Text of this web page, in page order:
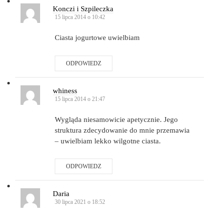
Konczi i Szpileczka
15 lipca 2014 o 10:42
Ciasta jogurtowe uwielbiam
ODPOWIEDZ
whiness
15 lipca 2014 o 21:47
Wygląda niesamowicie apetycznie. Jego
struktura zdecydowanie do mnie przemawia
– uwielbiam lekko wilgotne ciasta.
ODPOWIEDZ
Daria
30 lipca 2021 o 18:52